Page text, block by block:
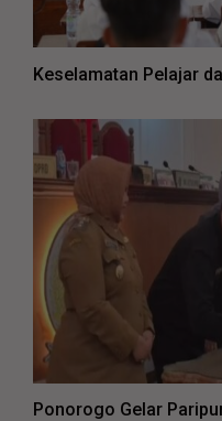
Keselamatan Pelajar
Ponorogo Gelar